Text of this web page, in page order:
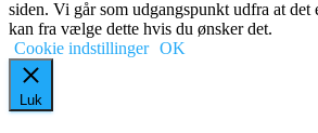
siden. Vi går som udgangspunkt udfra at
kan fra vælge dette hvis du ønsker det.
Cookie indstillinger OK
Luk